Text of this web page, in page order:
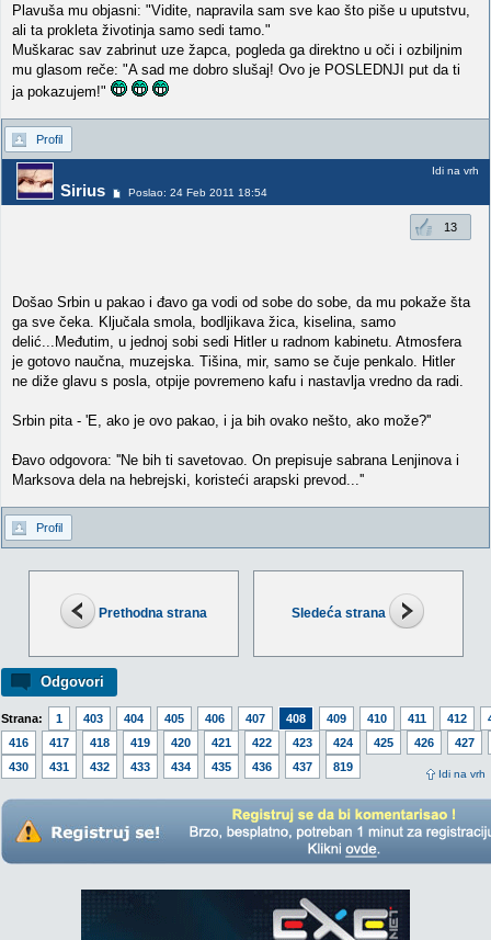
Prethodna strana Sledeća strana
Odgovori
Strana: 1 403 404 405 406 407 408 409 410 411 412
416
417 418 419 420 421 422 423 424 425 426
427
430
431 432 433 434 435 436 437 819
Idi na vrh
Plavuša mu objasni: "Vidite, napravila sam sve kao što piše u uputstvu,
ali ta prokleta životinja samo sedi tamo."
Muškarac sav zabrinut uze žapca, pogleda ga direktno u oči i ozbiljnim
mu glasom reče: "A sad me dobro slušaj! Ovo je POSLEDNJI put da ti
ja pokazujem!"
Profil
Sirius Poslao: 24 Feb 2011 18:54
Idi na vrh
13
Došao Srbin u pakao i đavo ga vodi od sobe do sobe, da mu pokaže šta
ga sve čeka. Ključala smola, bodljikava žica, kiselina, samo
delić...Međutim, u jednoj sobi sedi Hitler u radnom kabinetu. Atmosfera
je gotovo naučna, muzejska. Tišina, mir, samo se čuje penkalo. Hitler
ne diže glavu s posla, otpije povremeno kafu i nastavlja vredno da radi.
Srbin pita - 'E, ako je ovo pakao, i ja bih ovako nešto, ako može?''
Đavo odgovora: ''Ne bih ti savetovao. On prepisuje sabrana Lenjinova i
Marksova dela na hebrejski, koristeći arapski prevod...''
Profil